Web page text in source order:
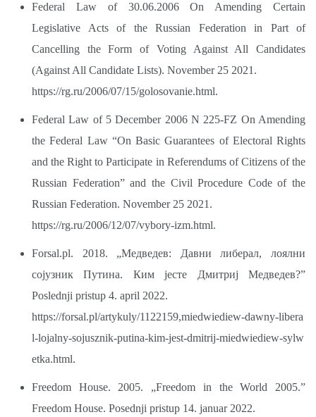
Federal Law of 30.06.2006 On Amending Certain
Legislative Acts of the Russian Federation in Part of
Cancelling the Form of Voting Against All Candidates
(Against All Candidate Lists). November 25 2021.
https://rg.ru/2006/07/15/golosovanie.html.
Federal Law of 5 December 2006 N 225-FZ On Amending
the Federal Law “On Basic Guarantees of Electoral Rights
and the Right to Participate in Referendums of Citizens of the
Russian Federation” and the Civil Procedure Code of the
Russian Federation. November 25 2021.
https://rg.ru/2006/12/07/vybory-izm.html.
Forsal.pl. 2018. „Медведев: Давни либерал, лоялни
сојузник Путина. Ким јесте Дмитриј Медведев?”
Poslednji pristup 4. april 2022.
https://forsal.pl/artykuly/1122159,miedwiediew-dawny-libera
l-lojalny-sojusznik-putina-kim-jest-dmitrij-miedwiediew-sylw
etka.html.
Freedom House. 2005. „Freedom in the World 2005.”
Freedom House. Posednji pristup 14. januar 2022.